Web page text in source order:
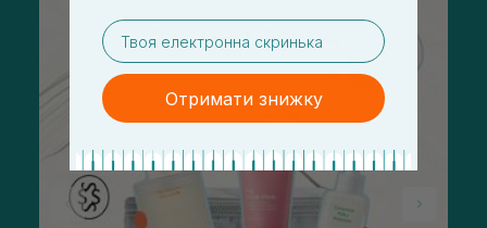
email
Отримати знижку